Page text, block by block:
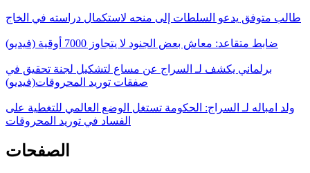
طالب متوفق يدعو السلطات إلى منحه لاستكمال دراسته في الخاج
ضابط متقاعد: معاش بعض الجنود لا يتجاوز 7000 أوقية (فيديو)
برلماني يكشف لـ السراج عن مساع لتشكيل لجنة تحقيق في
صفقات توريد المحروقات(فيديو)
ولد امباله لـ السراج: الحكومة تستغل الوضع العالمي للتغطية على
الفساد في توريد المحروقات
الصفحات